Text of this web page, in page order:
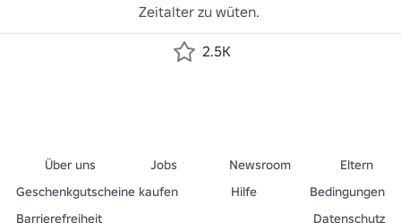
Zeitalter zu wüten.
2.5K
Über uns Jobs Newsroom
Eltern
Geschenkgutscheine kaufen
Hilfe
Bedingungen
Barrierefreiheit
Datenschutz